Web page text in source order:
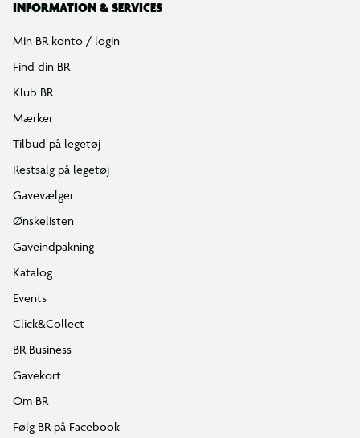
INFORMATION & SERVICES
Min BR konto / login
Find din BR
Klub BR
Mærker
Tilbud på legetøj
Restsalg på legetøj
Gavevælger
Ønskelisten
Gaveindpakning
Katalog
Events
Click&Collect
BR Business
Gavekort
Om BR
Følg BR på Facebook